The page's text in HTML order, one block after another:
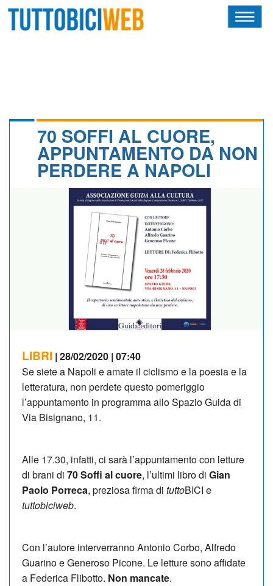
CALENDARIO
70 SOFFI AL CUORE,
APPUNTAMENTO DA NON
PERDERE A NAPOLI
LIBRI | 28/02/2020 | 07:40
Se siete a Napoli e amate il ciclismo e la poesia e la
letteratura, non perdete questo pomeriggio
l’appuntamento in programma allo Spazio Guida di
Via Bisignano, 11.
Alle 17.30, infatti, ci sarà l’appuntamento con letture
di brani di 70 Soffi al cuore, l’ultimi libro di Gian
Paolo Porreca, preziosa firma di tuttoBICI e
tuttobiciweb.
Con l’autore interverranno Antonio Corbo, Alfredo
Guarino e Generoso Picone. Le letture sono affidate
a Federica Flibotto. Non mancate.